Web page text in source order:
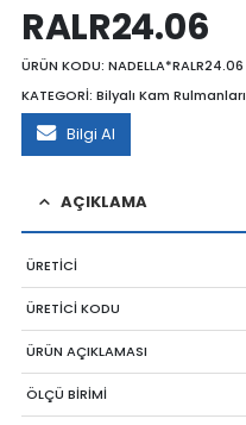
RALR24.06
ÜRÜN KODU: NADELLA*RALR24.06
KATEGORİ: Bilyalı Kam Rulmanları
Bilgi Al
AÇIKLAMA
ÜRETİCİ
ÜRETİCİ KODU
ÜRÜN AÇIKLAMASI
ÖLÇÜ BİRİMİ